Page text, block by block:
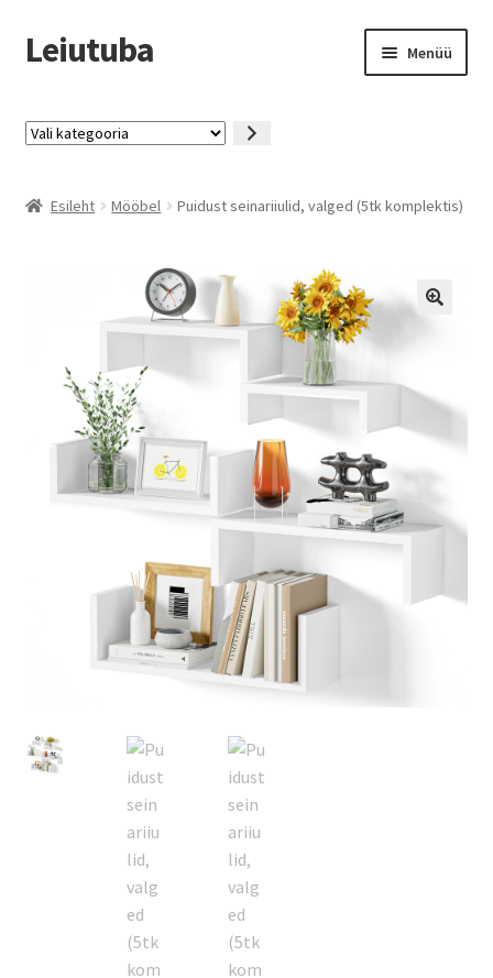
Liigu
navigeerimisele
Liigu
sisu
Leiutuba Menüü
Tingimused
Minu konto
Vali
Esileht Mööbel Puidust seinariiulid, valged (5tk komplektis)